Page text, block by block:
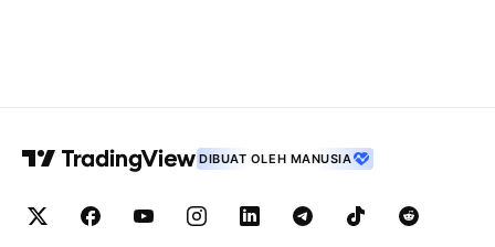
DIBUAT OLEH MANUSIA